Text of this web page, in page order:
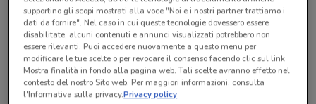
Venerdì n.d.
Sabato n.d.
Domenica n.d.
225060672
Ang. Largo Carrobbio
supportino gli scopi mostrati alla voce "Noi e i nostri partner trattiamo i
dati da fornire". Nel caso in cui queste tecnologie dovessero essere
disabilitate, alcuni contenuti e annunci visualizzati potrebbero non
essere rilevanti. Puoi accedere nuovamente a questo menu per
modificare le tue scelte o per revocare il consenso facendo clic sul link
Mostra finalità in fondo alla pagina web. Tali scelte avranno effetto nel
contesto del nostro Sito web. Per maggiori informazioni, consulta
l'Informativa sulla privacy.Privacy policy